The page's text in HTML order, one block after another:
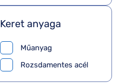
Keret anyaga
Műanyag
Rozsdamentes acél